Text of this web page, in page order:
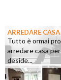
ARREDARE CASA
Tutto è ormai
arredare casa
deside...